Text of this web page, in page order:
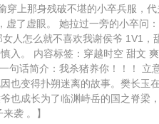
上那身残破不堪的小卒兵服，
了虚眼。 她拉过一旁的小卒问
怎么就不喜欢我谢侯爷 1V1
入。 内容标签：穿越时空 甜文
话简介：我杀猪养你！！！
变得扑朔迷离的故事。樊长玉
成长为了临渊峙岳的国之脊
袭 。】